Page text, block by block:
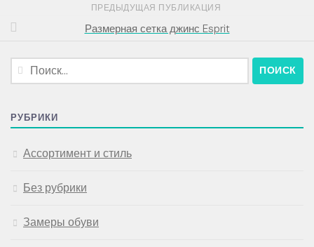
ПРЕДЫДУЩАЯ ПУБЛИКАЦИЯ
Размерная сетка джинс Esprit
Найти:
РУБРИКИ
Ассортимент и стиль
Без рубрики
Замеры обуви